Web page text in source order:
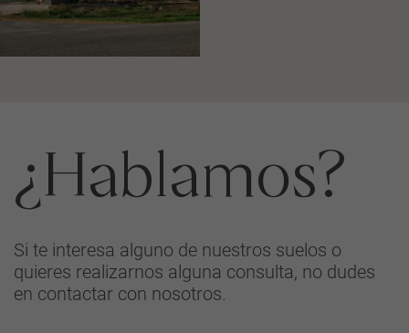
¿Hablamos?
Si te interesa alguno de nuestros suelos o
quieres realizarnos alguna consulta, no dudes
en contactar con nosotros.